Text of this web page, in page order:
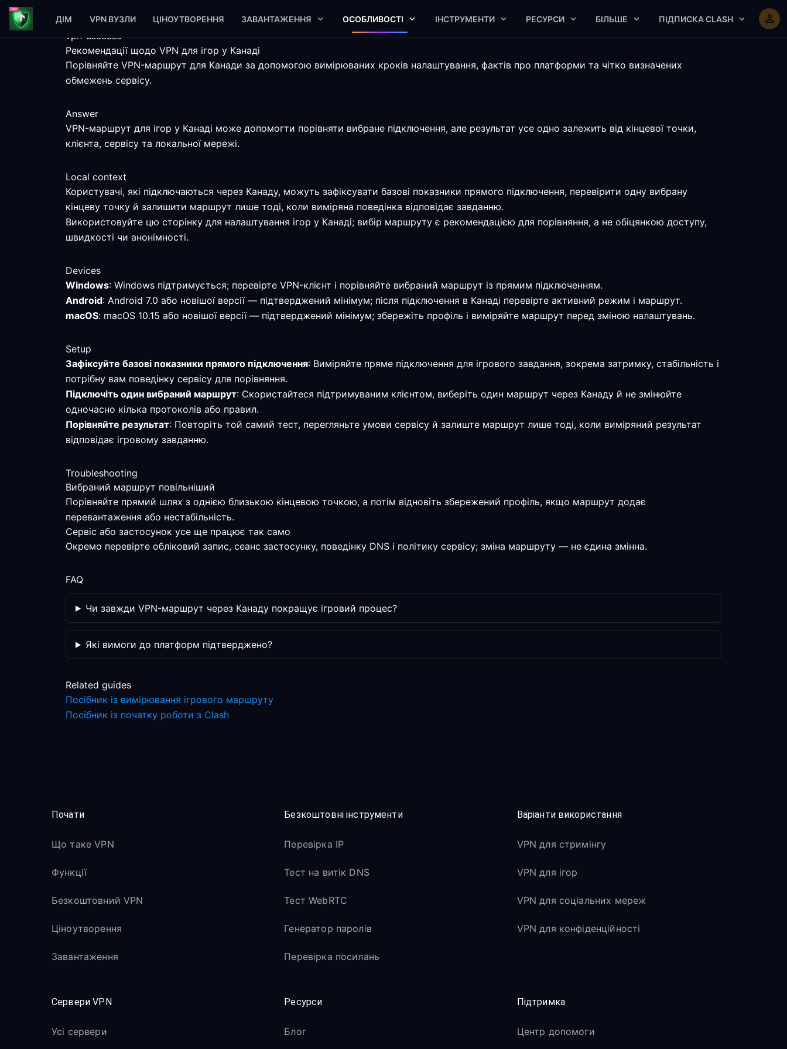
ДІМ VPN ВУЗЛИ ЦІНОУТВОРЕННЯ ЗАВАНТАЖЕННЯ ОСОБЛИВОСТІ ІНСТРУМЕНТИ РЕСУРСИ БІЛЬШЕ ПІДПИСКА CLASH
vpn-usecase
Рекомендації щодо VPN для ігор у Канаді
Порівняйте VPN-маршрут для Канади за допомогою вимірюваних кроків налаштування, фактів про платформи та чітко визначених
обмежень сервісу.
Answer
VPN-маршрут для ігор у Канаді може допомогти порівняти вибране підключення, але результат усе одно залежить від кінцевої точки,
клієнта, сервісу та локальної мережі.
Local context
Користувачі, які підключаються через Канаду, можуть зафіксувати базові показники прямого підключення, перевірити одну вибрану
кінцеву точку й залишити маршрут лише тоді, коли виміряна поведінка відповідає завданню.
Використовуйте цю сторінку для налаштування ігор у Канаді; вибір маршруту є рекомендацією для порівняння, а не обіцянкою доступу,
швидкості чи анонімності.
Devices
Windows: Windows підтримується; перевірте VPN-клієнт і порівняйте вибраний маршрут із прямим підключенням.
Android: Android 7.0 або новішої версії — підтверджений мінімум; після підключення в Канаді перевірте активний режим і маршрут.
macOS: macOS 10.15 або новішої версії — підтверджений мінімум; збережіть профіль і виміряйте маршрут перед зміною налаштувань.
Setup
Зафіксуйте базові показники прямого підключення: Виміряйте пряме підключення для ігрового завдання, зокрема затримку, стабільність і
потрібну вам поведінку сервісу для порівняння.
Підключіть один вибраний маршрут: Скористайтеся підтримуваним клієнтом, виберіть один маршрут через Канаду й не змінюйте
одночасно кілька протоколів або правил.
Порівняйте результат: Повторіть той самий тест, перегляньте умови сервісу й залиште маршрут лише тоді, коли виміряний результат
відповідає ігровому завданню.
Troubleshooting
Вибраний маршрут повільніший
Порівняйте прямий шлях з однією близькою кінцевою точкою, а потім відновіть збережений профіль, якщо маршрут додає
перевантаження або нестабільність.
Сервіс або застосунок усе ще працює так само
Окремо перевірте обліковий запис, сеанс застосунку, поведінку DNS і політику сервісу; зміна маршруту — не єдина змінна.
FAQ
Чи завжди VPN-маршрут через Канаду покращує ігровий процес?
Які вимоги до платформ підтверджено?
Related guides
Посібник із вимірювання ігрового маршруту
Посібник із початку роботи з Clash
Почати
Що таке VPN
Функції
Безкоштовний VPN
Ціноутворення
Завантаження
Безкоштовні інструменти
Перевірка IP
Тест на витік DNS
Тест WebRTC
Генератор паролів
Перевірка посилань
Варіанти використання
VPN для стримінгу
VPN для ігор
VPN для соціальних мереж
VPN для конфіденційності
Сервери VPN
Усі сервери
Ресурси
Блог
Підтримка
Центр допомоги